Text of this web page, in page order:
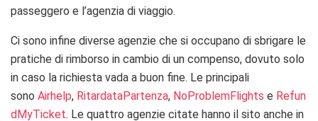
passeggero e l’agenzia di viaggio.
Ci sono infine diverse agenzie che si occupano di sbrigare le
pratiche di rimborso in cambio di un compenso, dovuto solo
in caso la richiesta vada a buon fine. Le principali
sono Airhelp, RitardataPartenza, NoProblemFlights e Refun
dMyTicket. Le quattro agenzie citate hanno il sito anche in